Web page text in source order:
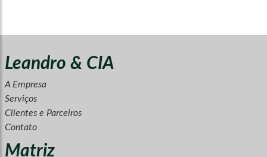
Leandro & CIA
A Empresa
Serviços
Clientes e Parceiros
Contato
Matriz